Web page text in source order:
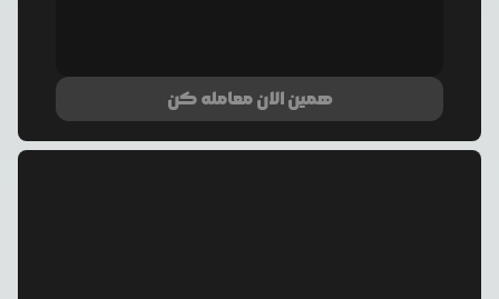
همین الان معامله کن